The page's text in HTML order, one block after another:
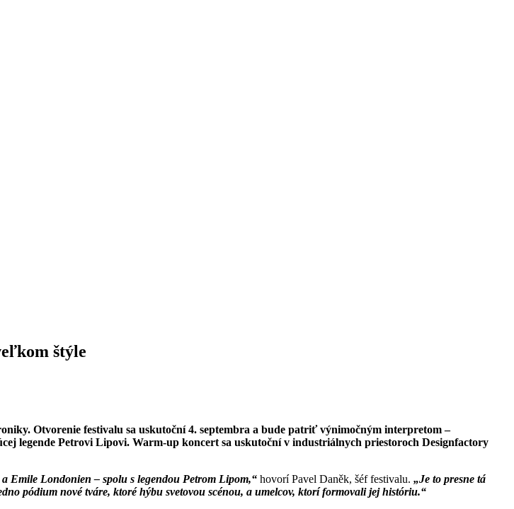
štýle
Otvorenie festivalu sa uskutoční 4. septembra a bude patriť výnimočným interpretom –
legende Petrovi Lipovi. Warm-up koncert sa uskutoční v industriálnych priestoroch Designfactory
Emile Londonien – spolu s legendou Petrom Lipom,“ hovorí Pavel Daněk, šéf festivalu. „Je to presne tá
pódium nové tváre, ktoré hýbu svetovou scénou, a umelcov, ktorí formovali jej históriu.“